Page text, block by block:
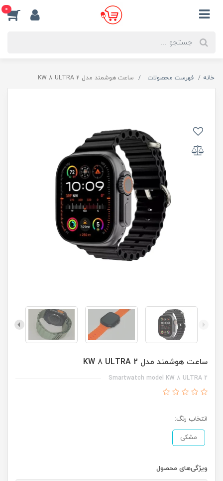
0
خانه فهرست محصولات ساعت هوشمند مدل KW 8 ULTRA 2
ساعت هوشمند مدل KW 8 ULTRA 2
Smartwatch model KW 8 ULTRA 2
انتخاب رنگ:
مشکی
ویژگی‌های محصول